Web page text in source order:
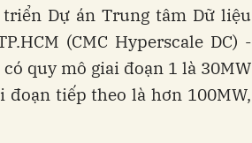
Dự án Trung tâm Dữ liệu
(CMC Hyperscale DC) -
quy mô giai đoạn 1 là 30MW
đoạn tiếp theo là hơn 100MW,